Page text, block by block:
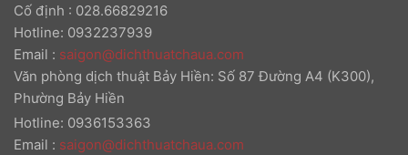
Cố định : 028.66829216
Hotline: 0932237939
Email : saigon@dichthuatchaua.com
Văn phòng dịch thuật Bảy Hiền: Số 87 Đường A4 (K300),
Phường Bảy Hiền
Hotline: 0936153363
Email : saigon@dichthuatchaua.com